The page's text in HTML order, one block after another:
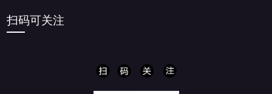
扫码可关注